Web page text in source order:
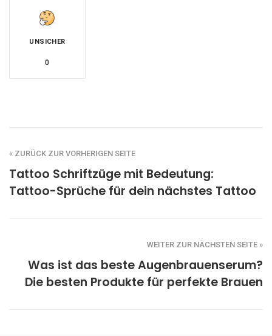
UNSICHER
0
« ZURÜCK ZUR VORHERIGEN SEITE
Tattoo Schriftzüge mit Bedeutung:
Tattoo-Sprüche für dein nächstes Tattoo
WEITER ZUR NÄCHSTEN SEITE »
Was ist das beste Augenbrauenserum?
Die besten Produkte für perfekte Brauen